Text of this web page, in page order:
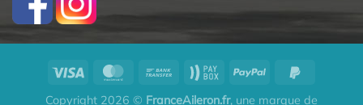
Copyright 2026 © FranceAileron.fr, une marque de